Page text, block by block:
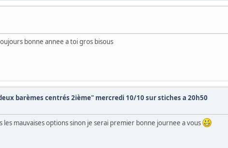
bonne annee a toi gros bisous
barèmes centrés 2ième" mercredi 10/10 sur stiches a 20h50
mauvaises options sinon je serai premier bonne journee a vous